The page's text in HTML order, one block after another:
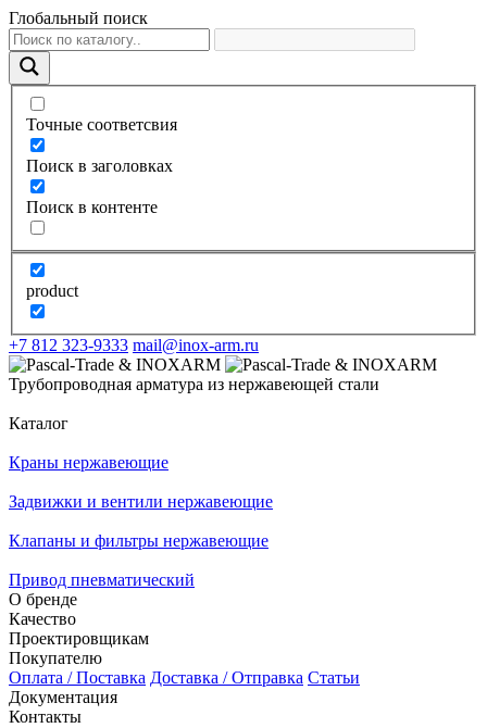
Глобальный поиск
Точные соответсвия
Поиск в заголовках
Поиск в контенте
product
+7 812 323-9333 mail@inox-arm.ru
Трубопроводная арматура из нержавеющей стали
Каталог
Краны нержавеющие
Задвижки и вентили нержавеющие
Клапаны и фильтры нержавеющие
Привод пневматический
О бренде
Качество
Проектировщикам
Покупателю
Оплата / Поставка Доставка / Отправка Статьи
Документация
Контакты